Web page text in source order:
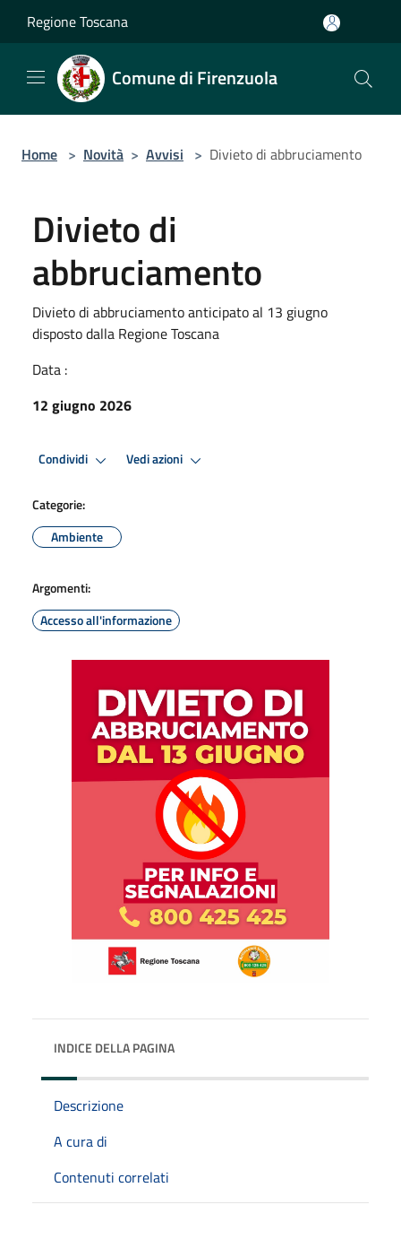
Regione Toscana
Comune di Firenzuola
Home > Novità > Avvisi > Divieto di abbruciamento
Divieto di
abbruciamento
Divieto di abbruciamento anticipato al 13 giugno
disposto dalla Regione Toscana
Data :
12 giugno 2026
Condividi Vedi azioni
Categorie:
Ambiente
Argomenti:
Accesso all'informazione
INDICE DELLA PAGINA
Descrizione
A cura di
Contenuti correlati